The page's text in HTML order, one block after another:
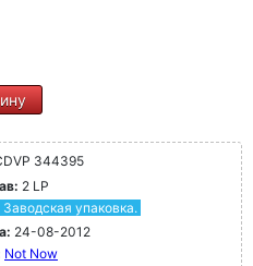
344395
2 LP
упаковка.
24-08-2012
Not Now